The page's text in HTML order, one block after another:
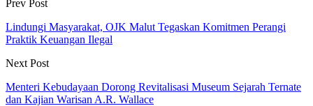
Prev Post
Lindungi Masyarakat, OJK Malut Tegaskan Komitmen Perangi
Praktik Keuangan Ilegal
Next Post
Menteri Kebudayaan Dorong Revitalisasi Museum Sejarah Ternate
dan Kajian Warisan A.R. Wallace